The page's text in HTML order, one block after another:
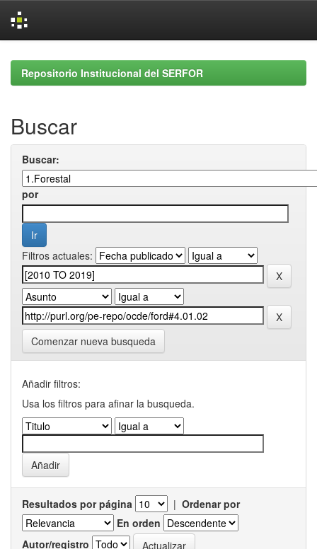
navigationRepositorio Institucional del SERFOR
Buscar
Buscar:
por
Filtros actuales:
Comenzar nueva busqueda
Añadir filtros:
Usa los filtros para afinar la busqueda.
Resultados por página | Ordenar por
En orden
Autor/registro